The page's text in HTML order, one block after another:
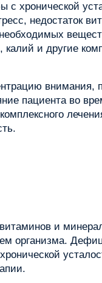
хронической
недостаток
и другие
внимания,
пациента во
и
организма.